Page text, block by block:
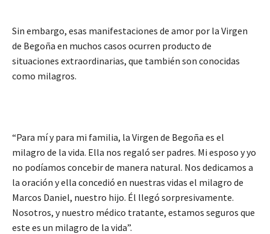
Sin embargo, esas manifestaciones de amor por la Virgen
de Begoña en muchos casos ocurren producto de
situaciones extraordinarias, que también son conocidas
como milagros.
“Para mí y para mi familia, la Virgen de Begoña es el
milagro de la vida. Ella nos regaló ser padres. Mi esposo y yo
no podíamos concebir de manera natural. Nos dedicamos a
la oración y ella concedió en nuestras vidas el milagro de
Marcos Daniel, nuestro hijo. Él llegó sorpresivamente.
Nosotros, y nuestro médico tratante, estamos seguros que
este es un milagro de la vida”.